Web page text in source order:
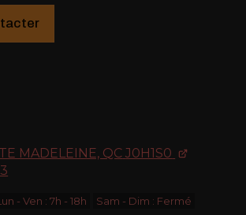
MADELEINE, QC J0H1S0
- Ven : 7h - 18h Sam - Dim : Fermé